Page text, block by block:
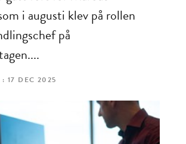
i augusti klev på rollen
på
17 DEC 2025